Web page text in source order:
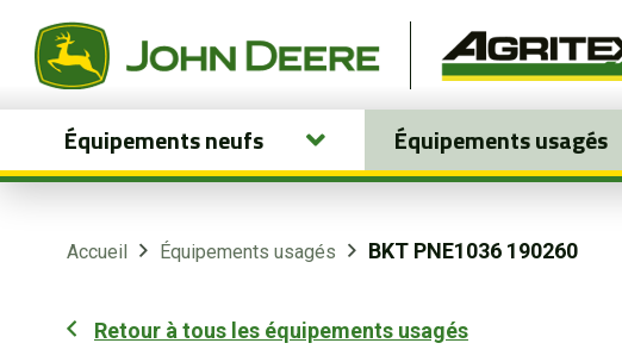
Équipements neufs Équipements usagés
Accueil Équipements usagés BKT PNE1036 190260
Retour à tous les équipements usagés
Équipements neufs
Équipements usagés